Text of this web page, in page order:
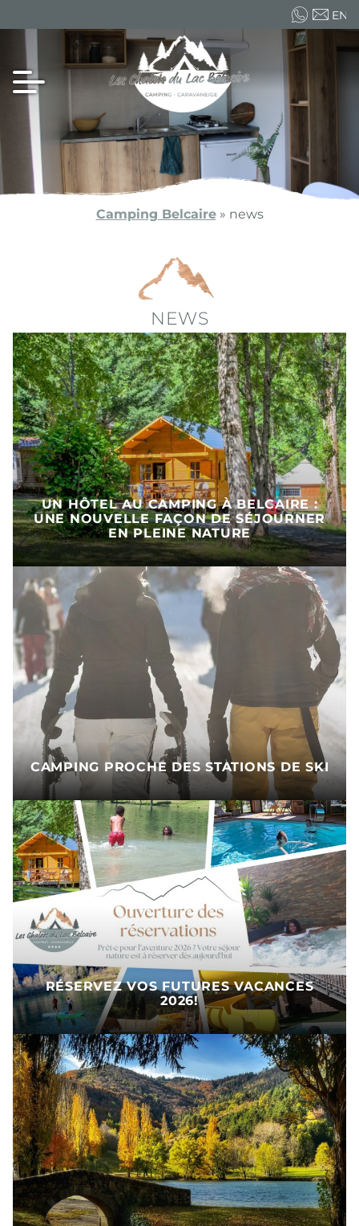
FR
EN
Camping Belcaire» news
NEWS
UN HÔTEL AU CAMPING À BELCAIRE :
UNE NOUVELLE FAÇON DE SÉJOURNER
EN PLEINE NATURE
CAMPING PROCHE DES STATIONS DE SKI
RÉSERVEZ VOS FUTURES VACANCES
2026!